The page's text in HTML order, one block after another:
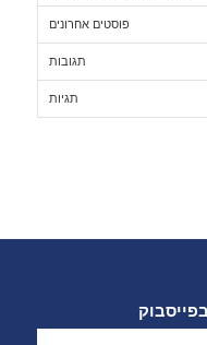
פוסטים אחרונים
תגובות
תגיות